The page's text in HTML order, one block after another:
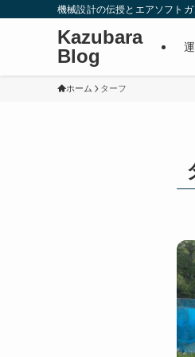
機械設計の伝授とエアソフト
Kazubara
Blog
ホーム ターフ